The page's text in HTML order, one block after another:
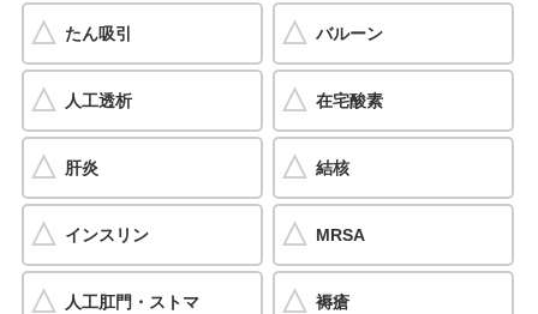
たん吸引 バルーン
人工透析 在宅酸素
肝炎 結核
インスリン MRSA
人工肛門・ストマ 褥瘡